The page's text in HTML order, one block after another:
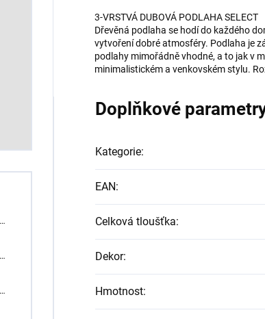
3-VRSTVÁ DUBOVÁ PODLAHA SELECT
Dřevěná podlaha se hodí do každého
vytvoření dobré atmosféry. Podlaha je
podlahy mimořádně vhodné, a to jak v
minimalistickém a venkovském stylu.
Doplňkové
Kategorie:
EAN:
Celková tloušťka:
Dekor:
Hmotnost: